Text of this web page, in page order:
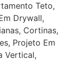
Teto,
Drywall,
Cortinas,
Projeto Em
Vertical,